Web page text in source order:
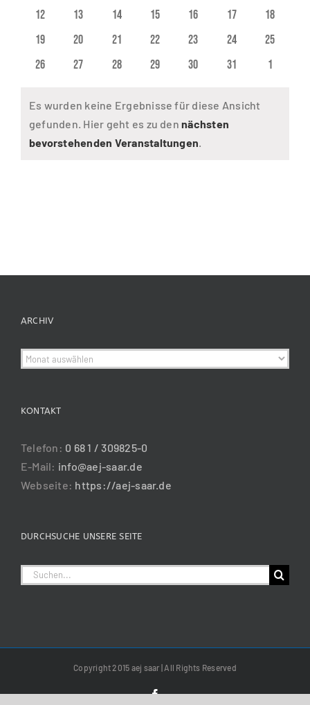
VeranstaltungenVeranstaltungenVeranstaltungenVeranstaltungenVeranstaltungenVeranstaltungen
0
Veranstaltungen
12
0
Veranstaltungen
13
0
Veranstaltungen
14
0
Veranstaltungen
15
0
Veranstaltungen
16
0
Veranstaltungen
17
0
18
0
Veranstaltungen
19
0
Veranstaltungen
20
0
Veranstaltungen
21
0
Veranstaltungen
22
0
Veranstaltungen
23
0
Veranstaltungen
24
0
25
0
26
0
27
0
28
0
29
0
30
0
31
0
1
Hinweis
Es wurden keine Ergebnisse für diese Ansicht
gefunden. Hier geht es zu dennächsten
bevorstehenden Veranstaltungen.
ARCHIV
Archiv
KONTAKT
Telefon: 0 68 1 / 309825-0
E-Mail: info@aej-saar.de
Webseite: https://aej-saar.de
DURCHSUCHE UNSERE SEITE
Suche
Copyright 2015 aej saar | All Rights Reserved
Facebook